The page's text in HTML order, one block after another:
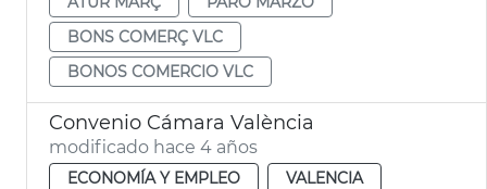
BONS COMERÇ VLC
BONOS COMERCIO VLC
Convenio Cámara València
modificado hace 4 años
ECONOMÍA Y EMPLEO
VALENCIA